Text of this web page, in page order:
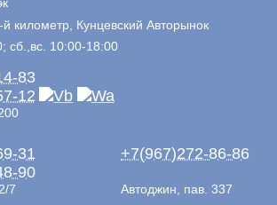
километр, Кунцевский Авторынок
сб.,вс. 10:00-18:00
83
12
31
90
7
+7(967)272-86-86
Автоджин, пав. 337